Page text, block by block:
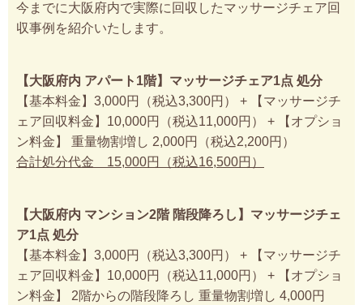
今までに大阪府内で実際に回収したマッサージチェア回
収事例を紹介いたします。
【大阪府内 アパート1階】マッサージチェア1点 処分
【基本料金】3,000円（税込3,300円） + 【マッサージチ
ェア回収料金】10,000円（税込11,000円） + 【オプショ
ン料金】 重量物割増し 2,000円（税込2,200円）
合計処分代金 15,000円（税込16,500円）
【大阪府内 マンション2階 階段降ろし】マッサージチェ
ア1点 処分
【基本料金】3,000円（税込3,300円） + 【マッサージチ
ェア回収料金】10,000円（税込11,000円） + 【オプショ
ン料金】 2階からの階段降ろし 重量物割増し 4,000円